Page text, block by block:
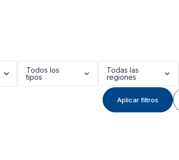
Todos los
tipos
Todas las
regiones
Aplicar filtros